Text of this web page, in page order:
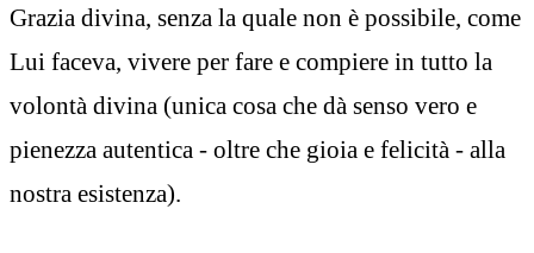
Grazia divina, senza la quale non è possibile, come
Lui faceva, vivere per fare e compiere in tutto la
volontà divina (unica cosa che dà senso vero e
pienezza autentica - oltre che gioia e felicità - alla
nostra esistenza).